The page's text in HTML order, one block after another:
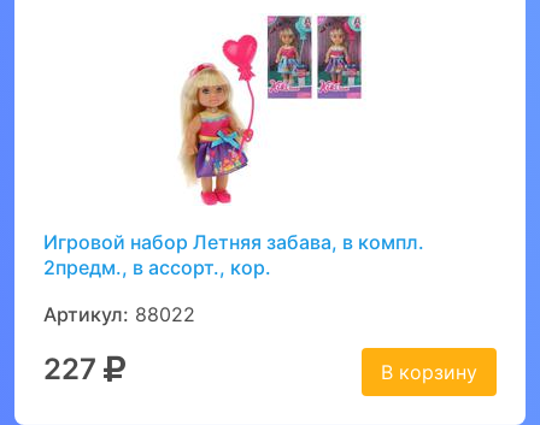
Игровой набор Летняя забава, в компл.
2предм., в ассорт., кор.
Артикул: 88022
227 В корзину